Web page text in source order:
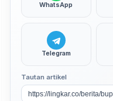
WhatsApp
Telegram
Tautan artikel